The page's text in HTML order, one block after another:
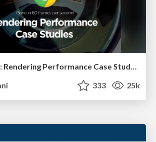
VelocityConf: Rendering Performance Case Studies
333 25k